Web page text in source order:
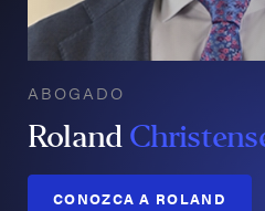
ABOGADO
Roland
CONOZCA A ROLAND